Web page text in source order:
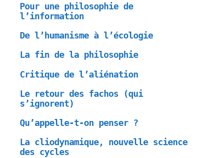
Pour une philosophie de
l’information
De l’humanisme à l’écologie
La fin de la philosophie
Critique de l’aliénation
Le retour des fachos (qui
s’ignorent)
Qu’appelle-t-on penser ?
La cliodynamique, nouvelle science
des cycles